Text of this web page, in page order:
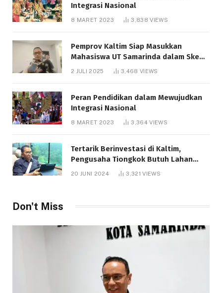
Integrasi Nasional
8 MARET 2023 3,838VIEWS
Pemprov Kaltim Siap Masukkan
Mahasiswa UT Samarinda dalam Skema
Bantuan Pendidikan Gratispol
2 JULI 2025 3,468 VIEWS
Peran Pendidikan dalam Mewujudkan
Integrasi Nasional
8 MARET 2023 3,364VIEWS
Tertarik Berinvestasi di Kaltim,
Pengusaha Tiongkok Butuh Lahan
1.000 Hektare
20 JUNI 2024 3,321VIEWS
Don't Miss